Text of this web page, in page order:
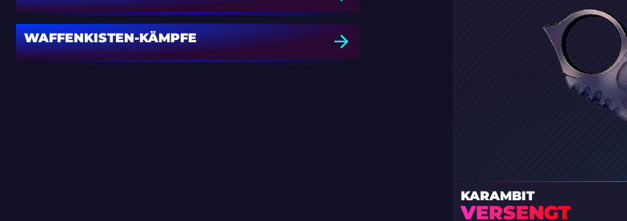
WAFFENKISTEN-KÄMPFE
KARAMBIT
VERSENGT